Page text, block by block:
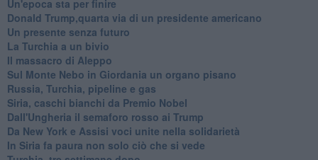
Un'epoca sta per finire
Donald Trump,quarta via di un presidente americano
Un presente senza futuro
La Turchia a un bivio
Il massacro di Aleppo
Sul Monte Nebo in Giordania un organo pisano
Russia, Turchia, pipeline e gas
Siria, caschi bianchi da Premio Nobel
Dall'Ungheria il semaforo rosso ai Trump
Da New York e Assisi voci unite nella solidarietà
In Siria fa paura non solo ciò che si vede